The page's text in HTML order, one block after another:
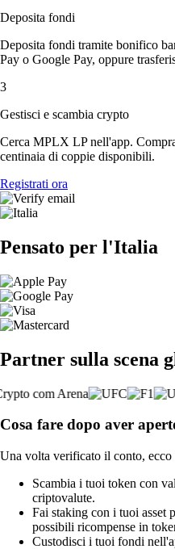
Deposita fondi
Deposita fondi tramite bonifico
Pay o Google Pay, oppure
3
Gestisci e scambia crypto
Cerca MPLX LP nell'app.
centinaia di coppie disponibili.
Registrati ora
Pensato per l'Italia
Partner sulla scena
Cosa fare dopo aver
Una volta verificato il conto, ecco
Scambia i tuoi token con
criptovalute.
Fai staking con i tuoi asset
possibili ricompense in
Custodisci i tuoi fondi